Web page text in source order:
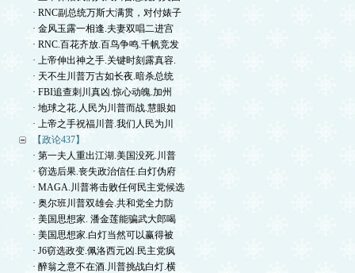
· RNC副总统万斯大满贯，对付婊子
· 金风玉露一相逢.夫妻双唱二进宫
· RNC.百花齐放.百鸟争鸣.千帆竞发
· 上帝伸出神之手.关键时刻露真容.
· 天不生川普万古如长夜.暗杀总统
· FBI追查刺川真凶.惊心动魄.加州
· 地球之花.人民为川普而战.慧眼如
· 上帝之手祝福川普.我们人民为川
【政论437】
· 第一夫人重出江湖.美国没死.川普
· 窃选后果.丧失政治信任.白灯伪府
· MAGA.川普将击败任何民主党候选
· 奥尔班川普双雄会.共和党全力防
· 美国思想家. 潘金莲能骗武大郎喝
· 美国思想家.白灯当然可以赢得被
· J6窃选政变.佩洛西元凶.民主党疯
· 醉翁之意不在酒.川普挑战白灯.横